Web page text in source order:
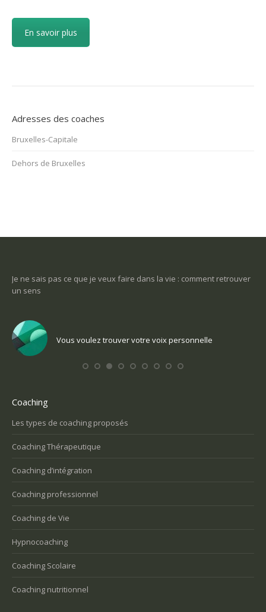
En savoir plus
Adresses des coaches
Bruxelles-Capitale
Dehors de Bruxelles
Une tuile m’est tombée dessus et j’ai perdu tout goût à la vie.
Comment m’en sortir?
Vous voulez trouver votre voix personnelle
Coaching
Les types de coaching proposés
Coaching Thérapeutique
Coaching d’intégration
Coaching professionnel
Coaching de Vie
Hypnocoaching
Coaching Scolaire
Coaching nutritionnel